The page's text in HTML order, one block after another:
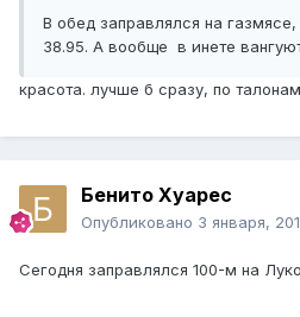
В обед заправлялся на
38.95. А вообще в инете
красота. лучше б сразу, по
Бенито Хуарес
Опубликовано 3 января,
Сегодня заправлялся 100-м на